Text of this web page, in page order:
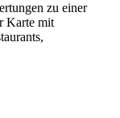
zu einer
Karte mit